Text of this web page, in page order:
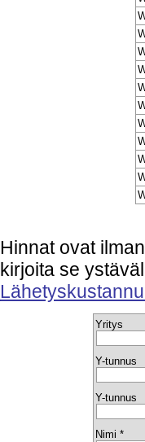
Hinnat ovat
kirjoita se
Yritys
Y-tunnus
Y-tunnus
Nimi *